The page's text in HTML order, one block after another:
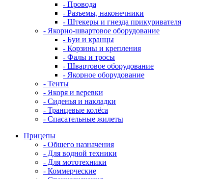
- Провода
- Разъемы, наконечники
- Штекеры и гнезда прикуривателя
- Якорно-швартовое оборудование
- Буи и кранцы
- Корзины и крепления
- Фалы и тросы
- Швартовое оборудование
- Якорное оборудование
- Тенты
- Якоря и веревки
- Сиденья и накладки
- Транцевые колёса
- Спасательные жилеты
Прицепы
- Общего назначения
- Для водной техники
- Для мототехники
- Коммерческие